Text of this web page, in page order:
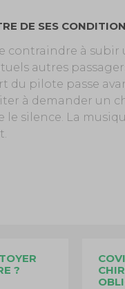
DE SES
contraindre à
autres
pilote passe
à demander un
silence. La
?